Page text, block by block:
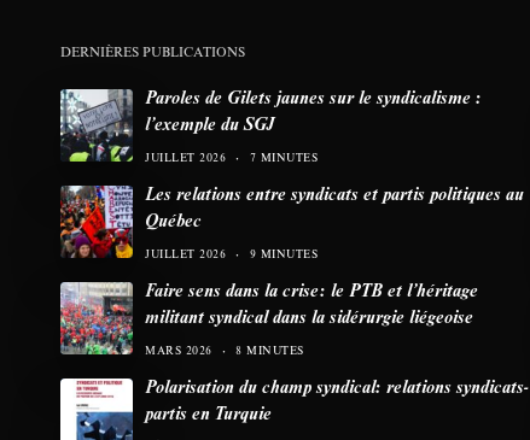
DERNIÈRES PUBLICATIONS
Paroles de Gilets jaunes sur le syndicalisme :
l’exemple du SGJ
JUILLET 2026 7 MINUTES
Les relations entre syndicats et partis politiques au
Québec
JUILLET 2026 9 MINUTES
Faire sens dans la crise: le PTB et l’héritage
militant syndical dans la sidérurgie liégeoise
MARS 2026 8 MINUTES
Polarisation du champ syndical: relations syndicats-
partis en Turquie